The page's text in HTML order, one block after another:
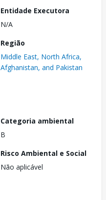
Entidade Executora
N/A
Região
Middle East, North Africa,
Afghanistan, and Pakistan
Categoria ambiental
B
Risco Ambiental e Social
Não aplicável